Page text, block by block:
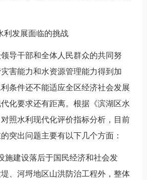
利发展面临的挑战
导干部和全体人民群众的共同努
害能力和水资源管理能力得到加
条件还不能适应全区经济社会发展
化要求还有距离。根据《滨湖区水
照水利现代化评价指标分析，目前
突出问题主要有以下几个方面：
施建设落后于国民经济和社会发
、河埒地区山洪防治工程外，整体